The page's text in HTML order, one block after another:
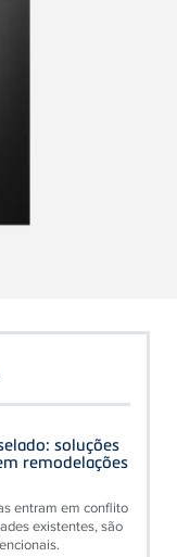
soluções
remodelações
entram em conflito
existentes, são